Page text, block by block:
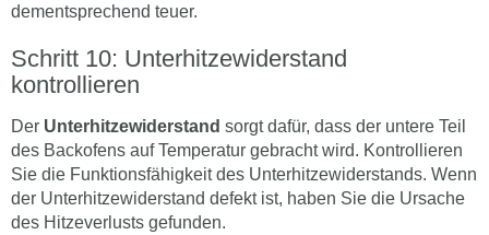
dementsprechend teuer.
Schritt 10: Unterhitzewiderstand
kontrollieren
Der Unterhitzewiderstand sorgt dafür, dass der untere Teil
des Backofens auf Temperatur gebracht wird. Kontrollieren
Sie die Funktionsfähigkeit des Unterhitzewiderstands. Wenn
der Unterhitzewiderstand defekt ist, haben Sie die Ursache
des Hitzeverlusts gefunden.